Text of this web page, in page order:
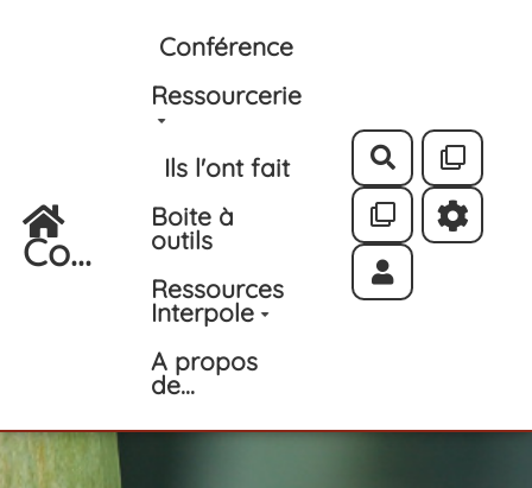
Aller au contenu principal
Co...
Conférence
Ressourcerie
Ils l'ont fait
Boite à
outils
Ressources
Interpole
A propos
de...
Rechercher